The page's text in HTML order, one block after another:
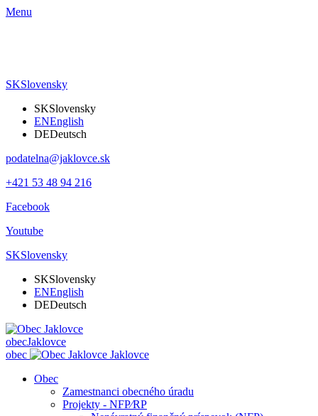
Menu
SKSlovensky
SKSlovensky
ENEnglish
DEDeutsch
podatelna@jaklovce.sk
+421 53 48 94 216
Facebook
Youtube
SKSlovensky
SKSlovensky
ENEnglish
DEDeutsch
obecJaklovce
obec
Jaklovce
Obec
Zamestnanci obecného úradu
Projekty - NFP⁄RP